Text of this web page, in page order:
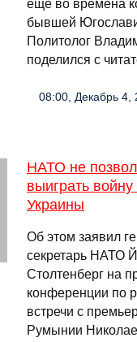
еще во времена
бывшей
Политолог
поделился с
08:00, Декабрь 4,
НАТО не
выиграть войну
Украины
Об этом заявил
секретарь НАТО
Столтенберг на
конференции по
встречи с
Румынии